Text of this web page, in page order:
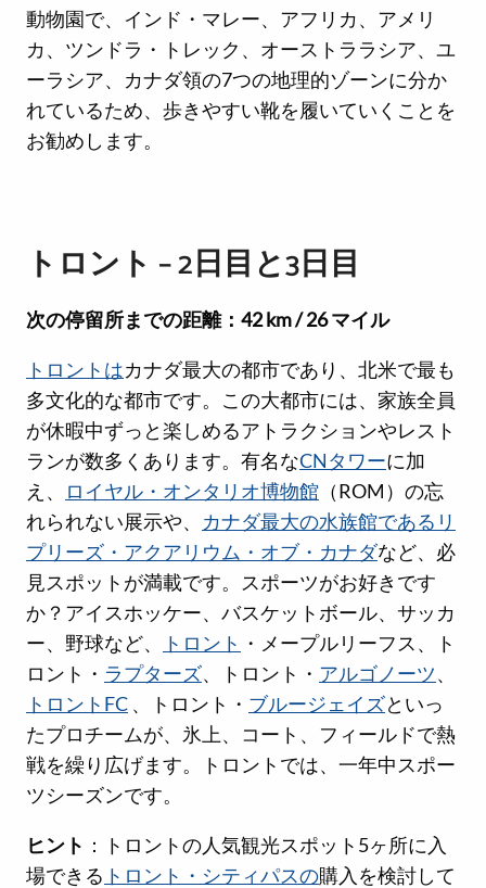
動物園で、インド・マレー、アフリカ、アメリ
カ、ツンドラ・トレック、オーストララシア、ユ
ーラシア、カナダ領の7つの地理的ゾーンに分か
れているため、歩きやすい靴を履いていくことを
お勧めします。
トロント – 2日目と3日目
次の停留所までの距離：42 km / 26 マイル
トロントはカナダ最大の都市であり、北米で最も
多文化的な都市です。この大都市には、家族全員
が休暇中ずっと楽しめるアトラクションやレスト
ランが数多くあります。有名なCNタワーに加
え、
ロイヤル・オンタリオ博物館 （ROM）の忘
れられない展示や、 カナダ最大の水族館であるリ
プリーズ・アクアリウム・オブ・カナダなど、必
見スポットが満載です。スポーツがお好きです
か？アイスホッケー、バスケットボール、サッカ
ー、野球など、
トロント ・メープルリーフス、ト
ロント・ ラプターズ、トロント・ アルゴノーツ、
トロントFC 、トロント・ ブルージェイズといっ
たプロチームが、氷上、コート、フィールドで熱
戦を繰り広げます。トロントでは、一年中スポー
ツシーズンです。
ヒント ：トロントの人気観光スポット5ヶ所に入
場できる トロント・シティパスの購入を検討して